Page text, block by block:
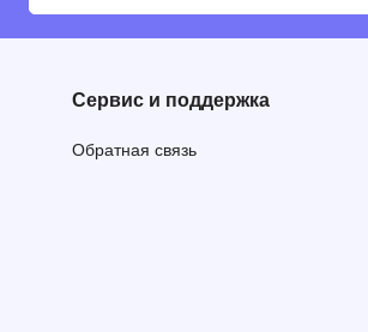
Сервис и поддержка
Обратная связь